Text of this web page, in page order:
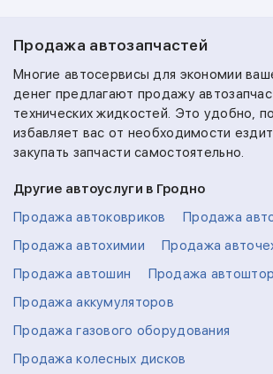
Продажа автозапчастей
Многие автосервисы для экономии
денег предлагают продажу
технических жидкостей. Это удобно,
избавляет вас от необходимости
закупать запчасти самостоятельно.
Другие автоуслуги в Гродно
Продажа автоковриков
Продажа
Продажа автохимии
Продажа
Продажа автошин
Продажа
Продажа аккумуляторов
Продажа газового оборудования
Продажа колесных дисков